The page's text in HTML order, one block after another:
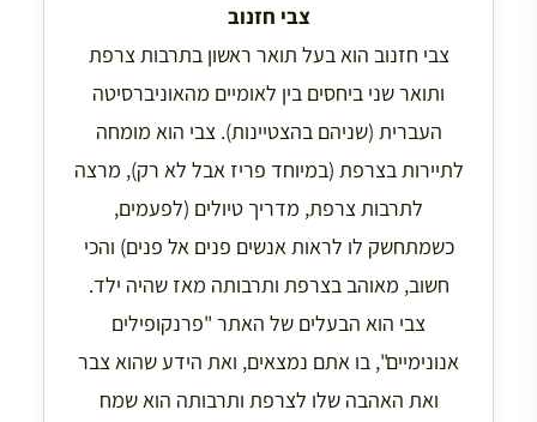
צבי חזנוב
צבי חזנוב הוא בעל תואר ראשון בתרבות צרפת
ותואר שני ביחסים בין לאומיים מהאוניברסיטה
העברית (שניהם בהצטיינות). צבי הוא מומחה
לתיירות בצרפת (במיוחד פריז אבל לא רק), מרצה
לתרבות צרפת, מדריך טיולים (לפעמים,
כשמתחשק לו לראות אנשים פנים אל פנים) והכי
חשוב, מאוהב בצרפת ותרבותה מאז שהיה ילד.
צבי הוא הבעלים של האתר "פרנקופילים
אנונימיים", בו אתם נמצאים, ואת הידע שהוא צבר
ואת האהבה שלו לצרפת ותרבותה הוא שמח